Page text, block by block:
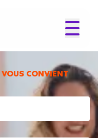
CONVIENT